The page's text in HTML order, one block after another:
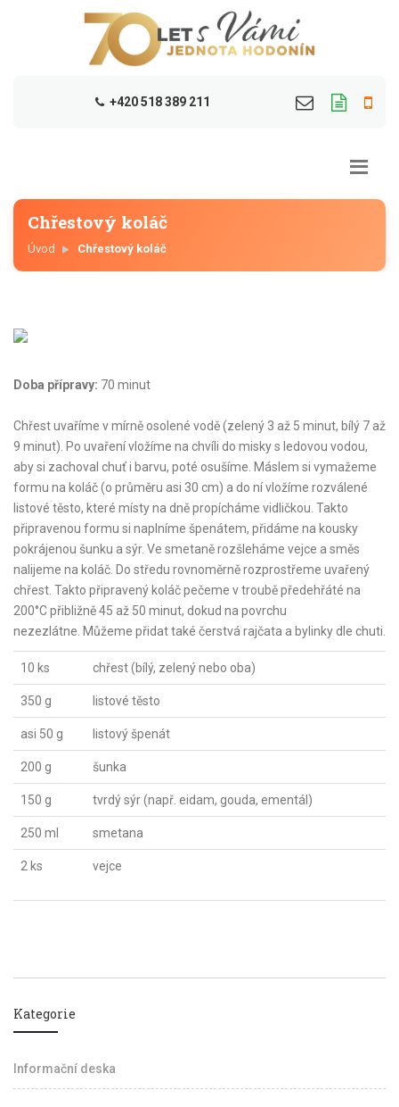
+420 518 389 211
Chřestový koláč
Úvod Chřestový koláč
Doba přípravy: 70 minut
Chřest uvaříme v mírně osolené vodě (zelený 3 až 5 minut, bílý 7 až
9 minut). Po uvaření vložíme na chvíli do misky s ledovou vodou,
aby si zachoval chuť i barvu, poté osušíme. Máslem si vymažeme
formu na koláč (o průměru asi 30 cm) a do ní vložíme rozválené
listové těsto, které místy na dně propícháme vidličkou. Takto
připravenou formu si naplníme špenátem, přidáme na kousky
pokrájenou šunku a sýr. Ve smetaně rozšleháme vejce a směs
nalijeme na koláč. Do středu rovnoměrně rozprostřeme uvařený
chřest. Takto připravený koláč pečeme v troubě předehřáté na
200°C přibližně 45 až 50 minut, dokud na povrchu
nezezlátne. Můžeme přidat také čerstvá rajčata a bylinky dle chuti.
10 ks chřest (bílý, zelený nebo oba)
350 g listové těsto
asi 50 g listový špenát
200 g šunka
150 g tvrdý sýr (např. eidam, gouda, ementál)
250 ml smetana
2 ks vejce
Kategorie
Informační deska